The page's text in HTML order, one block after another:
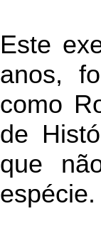
Este
anos,
como
de
que
espécie.